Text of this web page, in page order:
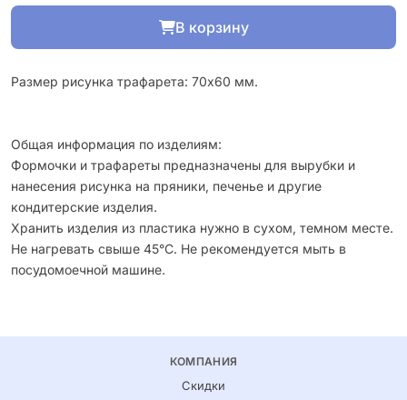
В корзину
Размер рисунка трафарета: 70х60 мм.
Общая информация по изделиям:
Формочки и трафареты предназначены для вырубки и
нанесения рисунка на пряники, печенье и другие
кондитерские изделия.
Хранить изделия из пластика нужно в сухом, темном месте.
Не нагревать свыше 45°С. Не рекомендуется мыть в
посудомоечной машине.
КОМПАНИЯ
Скидки